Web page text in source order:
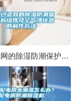
一种过滤网的除湿防潮保护结构组件及空气净化器的制作方法